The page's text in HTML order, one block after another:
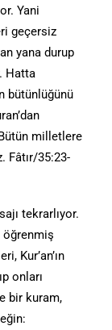
Yani
geçersiz
yana durup
Hatta
bütünlüğünü
milletlere
Fâtır/35:23-
tekrarlıyor.
öğrenmiş
Kur’an’ın
onları
bir kuram,